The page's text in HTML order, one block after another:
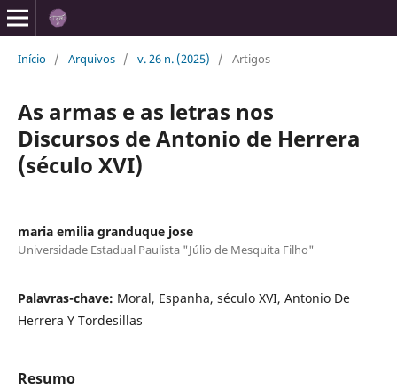
Início / Arquivos / v. 26 n. (2025) / Artigos
As armas e as letras nos
Discursos de Antonio de Herrera
(século XVI)
maria emilia granduque jose
Universidade Estadual Paulista "Júlio de Mesquita Filho"
Palavras-chave: Moral, Espanha, século XVI, Antonio De
Herrera Y Tordesillas
Resumo